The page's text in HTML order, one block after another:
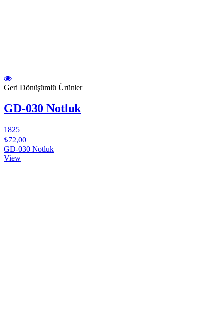
Geri Dönüşümlü Ürünler
GD-030 Notluk
1825
₺72,00
GD-030 Notluk
View